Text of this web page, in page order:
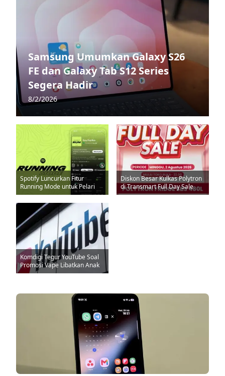
Samsung Umumkan Galaxy S26
FE dan Galaxy Tab S12 Series
Segera Hadir
8/2/2026
Spotify Luncurkan Fitur
Running Mode untuk Pelari
Diskon Besar Kulkas Polytron
di Transmart Full Day Sale
Komdigi Tegur YouTube Soal
Promosi Vape Libatkan Anak